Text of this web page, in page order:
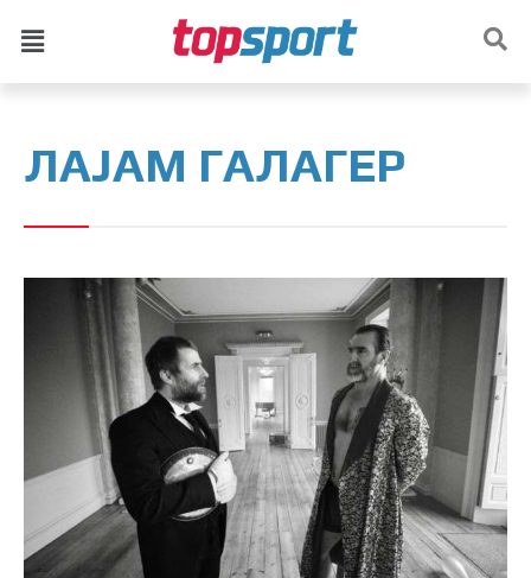
ЛАЈАМ ГАЛАГЕР